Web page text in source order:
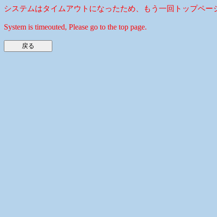
システムはタイムアウトになったため、もう一回トップペー
System is timeouted, Please go to the top page.